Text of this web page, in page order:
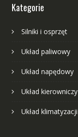
Kategorie
Silniki i osprzęt
Układ paliwowy
Układ napędowy
Układ kierowniczy
Układ klimatyzacji